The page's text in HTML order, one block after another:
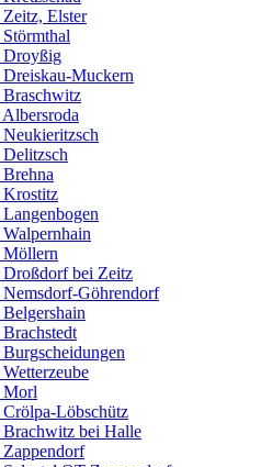
Elster
Droyßig
Muckern
bei Zeitz
Göhrendorf
Morl
Löbschütz
bei Halle